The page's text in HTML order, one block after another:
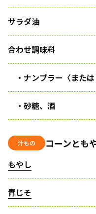
サラダ油
合わせ調味料
・ナンプラー〈または
・砂糖、酒
汁もの コーンとも
もやし
青じそ